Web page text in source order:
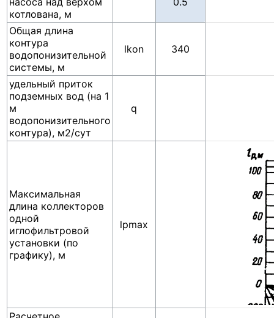
котлована, м
Общая длина
контура
водопонизительной
системы, м
lkon 340
удельный приток
подземных вод (на 1
м
водопонизительного
контура), м2/сут
q
Максимальная
длина коллекторов
одной
иглофильтровой
установки (по
графику), м
lpmax